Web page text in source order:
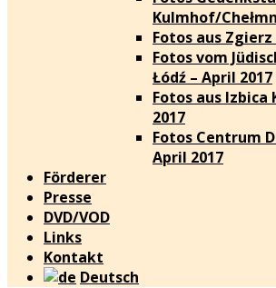
Kulmhof/
Fotos aus Zgierz
Fotos vom
Łódź – April 2017
Fotos aus Izbica
2017
Fotos Centrum
April 2017
Förderer
Presse
DVD/VOD
Links
Kontakt
Deutsch